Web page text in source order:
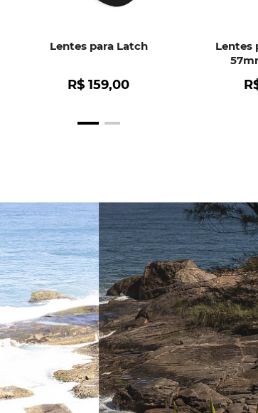
Lentes para Latch
R$ 159,00
Lentes